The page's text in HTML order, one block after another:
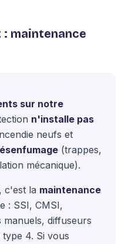
maintenance
sur notre
n'installe pas
neufs et
(trappes,
mécanique).
c'est la maintenance
: SSI, CMSI,
diffuseurs
4. Si vous